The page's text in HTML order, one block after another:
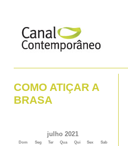
COMO ATIÇAR A
BRASA
julho 2021
Dom Seg Ter Qua Qui Sex
Sab